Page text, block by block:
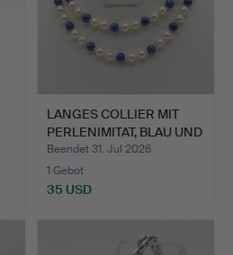
LANGES COLLIER MIT
PERLENIMITAT, BLAU UND
…
Beendet 31. Jul 2026
1 Gebot
35 USD